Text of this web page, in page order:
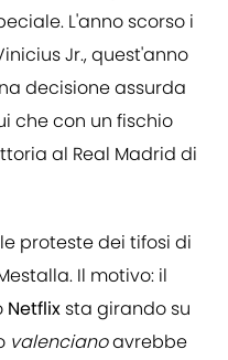
L'anno scorso i
Jr., quest'anno
decisione assurda
che con un fischio
al Real Madrid di
proteste dei tifosi di
Il motivo: il
Netflix sta girando su
valencianoavrebbe